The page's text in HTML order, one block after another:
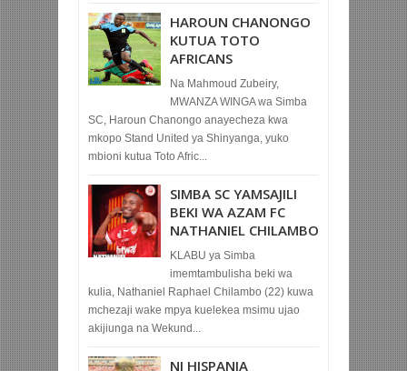
HAROUN CHANONGO
KUTUA TOTO
AFRICANS
Na Mahmoud Zubeiry,
MWANZA WINGA wa Simba
SC, Haroun Chanongo anayecheza kwa
mkopo Stand United ya Shinyanga, yuko
mbioni kutua Toto Afric...
SIMBA SC YAMSAJILI
BEKI WA AZAM FC
NATHANIEL CHILAMBO
KLABU ya Simba
imemtambulisha beki wa
kulia, Nathaniel Raphael Chilambo (22) kuwa
mchezaji wake mpya kuelekea msimu ujao
akijiunga na Wekund...
NI HISPANIA